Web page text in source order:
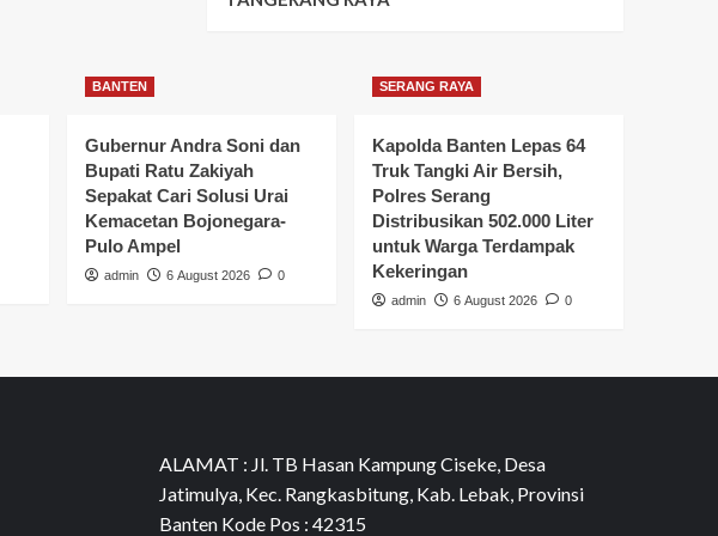
BANTEN
Gubernur Andra Soni dan
Bupati Ratu Zakiyah
Sepakat Cari Solusi Urai
Kemacetan Bojonegara-
Pulo Ampel
admin 6 August 2026 0
SERANG RAYA
Kapolda Banten Lepas 64
Truk Tangki Air Bersih,
Polres Serang
Distribusikan 502.000 Liter
untuk Warga Terdampak
Kekeringan
admin 6 August 2026 0
ALAMAT : Jl. TB Hasan Kampung Ciseke, Desa
Jatimulya, Kec. Rangkasbitung, Kab. Lebak, Provinsi
Banten Kode Pos : 42315